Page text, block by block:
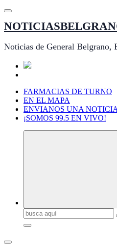
Saltar
contenido
Noticias de General Belgrano,
FARMACIAS DE TURNO
EN EL MAPA
ENVIANOS UNA
¡SOMOS 99.5 EN VIVO!
Buscar: